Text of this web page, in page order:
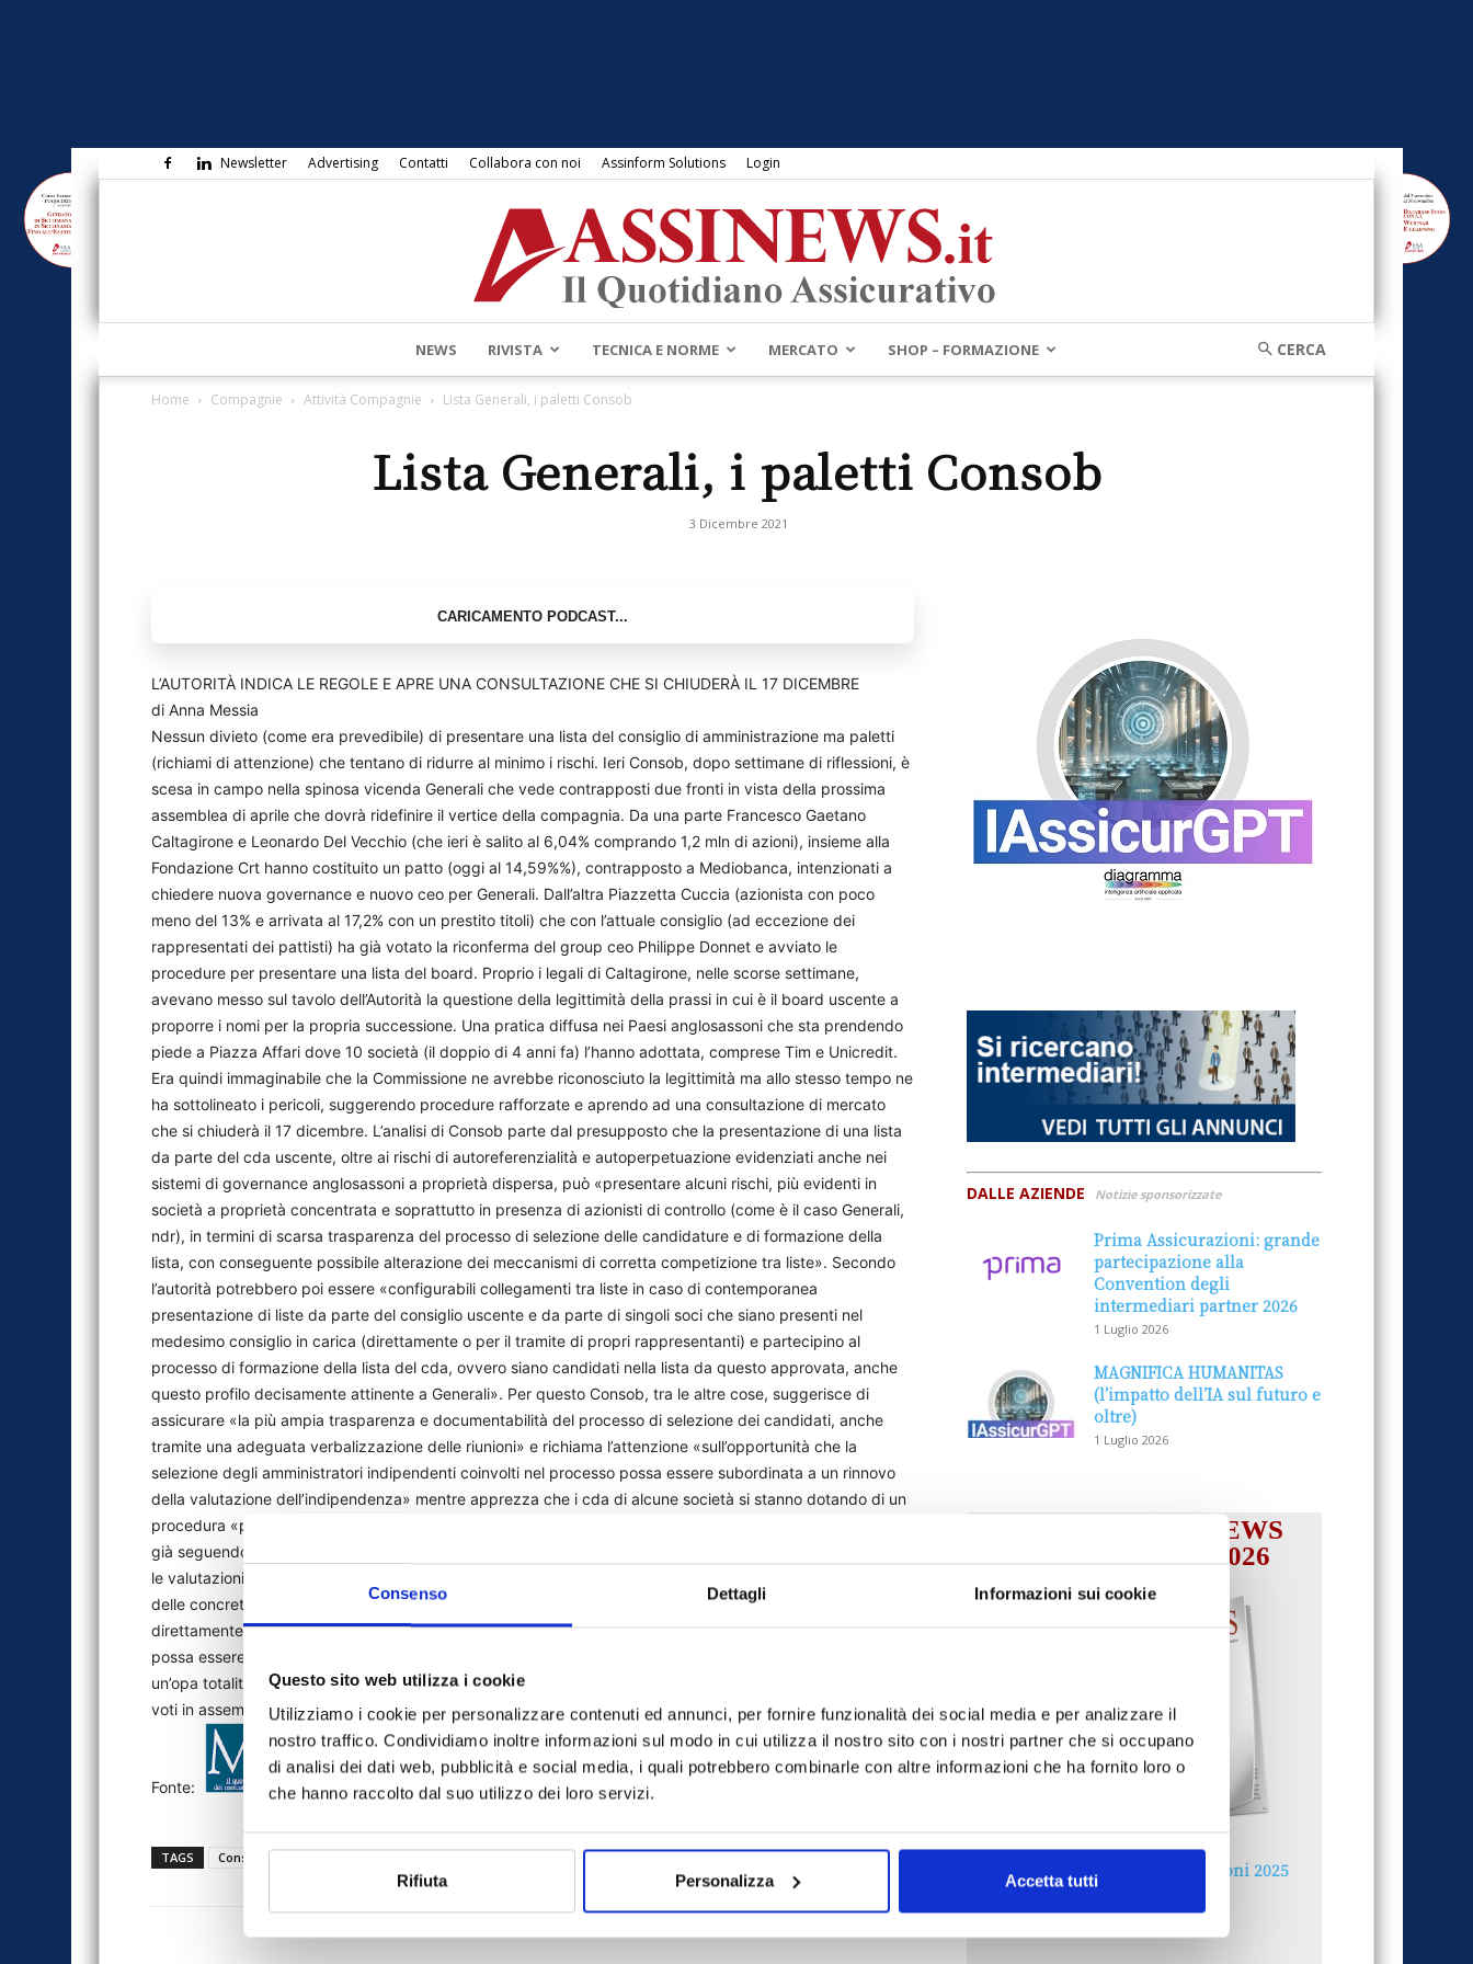
Consenso Dettagli Informazioni sui cookie
Questo sito web utilizza i cookie
Utilizziamo i cookie per personalizzare contenuti ed annunci, per fornire funzionalità dei social media e per analizzare il
nostro traffico. Condividiamo inoltre informazioni sul modo in cui utilizza il nostro sito con i nostri partner che si occupano
di analisi dei dati web, pubblicità e social media, i quali potrebbero combinarle con altre informazioni che ha fornito loro o
che hanno raccolto dal suo utilizzo dei loro servizi.
Rifiuta Personalizza Accetta tutti
Newsletter Advertising Contatti Collabora con noi Assinform Solutions Login
Assinews.it
NEWS RIVISTA TECNICA E NORME MERCATO SHOP – FORMAZIONE
Home Compagnie Attività Compagnie Lista Generali, i paletti Consob
Lista Generali, i paletti Consob
3 Dicembre 2021
L’AUTORITÀ INDICA LE REGOLE E APRE UNA CONSULTAZIONE CHE SI CHIUDERÀ IL 17 DICEMBRE
di Anna Messia
Nessun divieto (come era prevedibile) di presentare una lista del consiglio di amministrazione ma paletti
(richiami di attenzione) che tentano di ridurre al minimo i rischi. Ieri Consob, dopo settimane di riflessioni, è
scesa in campo nella spinosa vicenda Generali che vede contrapposti due fronti in vista della prossima
assemblea di aprile che dovrà ridefinire il vertice della compagnia. Da una parte Francesco Gaetano
Caltagirone e Leonardo Del Vecchio (che ieri è salito al 6,04% comprando 1,2 mln di azioni), insieme alla
Fondazione Crt hanno costituito un patto (oggi al 14,59%%), contrapposto a Mediobanca, intenzionati a
chiedere nuova governance e nuovo ceo per Generali. Dall’altra Piazzetta Cuccia (azionista con poco
meno del 13% e arrivata al 17,2% con un prestito titoli) che con l’attuale consiglio (ad eccezione dei
rappresentati dei pattisti) ha già votato la riconferma del group ceo Philippe Donnet e avviato le
procedure per presentare una lista del board. Proprio i legali di Caltagirone, nelle scorse settimane,
avevano messo sul tavolo dell’Autorità la questione della legittimità della prassi in cui è il board uscente a
proporre i nomi per la propria successione. Una pratica diffusa nei Paesi anglosassoni che sta prendendo
piede a Piazza Affari dove 10 società (il doppio di 4 anni fa) l’hanno adottata, comprese Tim e Unicredit.
Era quindi immaginabile che la Commissione ne avrebbe riconosciuto la legittimità ma allo stesso tempo ne
ha sottolineato i pericoli, suggerendo procedure rafforzate e aprendo ad una consultazione di mercato
che si chiuderà il 17 dicembre. L’analisi di Consob parte dal presupposto che la presentazione di una lista
da parte del cda uscente, oltre ai rischi di autoreferenzialità e autoperpetuazione evidenziati anche nei
sistemi di governance anglosassoni a proprietà dispersa, può «presentare alcuni rischi, più evidenti in
società a proprietà concentrata e soprattutto in presenza di azionisti di controllo (come è il caso Generali,
ndr), in termini di scarsa trasparenza del processo di selezione delle candidature e di formazione della
lista, con conseguente possibile alterazione dei meccanismi di corretta competizione tra liste». Secondo
l’autorità potrebbero poi essere «configurabili collegamenti tra liste in caso di contemporanea
presentazione di liste da parte del consiglio uscente e da parte di singoli soci che siano presenti nel
medesimo consiglio in carica (direttamente o per il tramite di propri rappresentanti) e partecipino al
processo di formazione della lista del cda, ovvero siano candidati nella lista da questo approvata, anche
questo profilo decisamente attinente a Generali». Per questo Consob, tra le altre cose, suggerisce di
assicurare «la più ampia trasparenza e documentabilità del processo di selezione dei candidati, anche
tramite una adeguata verbalizzazione delle riunioni» e richiama l’attenzione «sull’opportunità che la
selezione degli amministratori indipendenti coinvolti nel processo possa essere subordinata a un rinnovo
della valutazione dell’indipendenza» mentre apprezza che i cda di alcune società si stanno dotando di un
procedura «per regolare ex ante il processo di individuazione dei candidati». Tutte prassi che Generali sta
già seguendo da mesi, osservano da Trieste, mentre dall’altra si chiarisce che i richiami «non esauriscono
le valutazioni che la Consob potrà compiere nell’ambito della sua attività di vigilanza a seguito dell’esame
delle concrete condotte». La Commissioni dovrà poi rispondere separatamente (probabilmente
direttamente al ricorrente) anche agli altri quesiti sollevati da Caltagirone che riguardano il rischio che
possa essere contestato il concerto e di, conseguenza, scatti l’obbligo (oltre la soglia del 25%) di lanciare
un’opa totalitaria sul capitale di Generali, ma anche la legittimità di usare il prestito titoli solo per usarne i
voti in assemblea, come fatto da Mediobanca. (riproduzione riservata)
Fonte:
TAGS Consob
DALLE AZIENDE Notizie sponsorizzate
Prima Assicurazioni: grande
partecipazione alla
Convention degli
intermediari partner 2026
1 Luglio 2026
MAGNIFICA HUMANITAS
(l’impatto dell’IA sul futuro e
oltre)
1 Luglio 2026
IL MENSILE ASSINEWS
LUGLIO-AGOSTO 2026
Reclami e sanzioni 2025